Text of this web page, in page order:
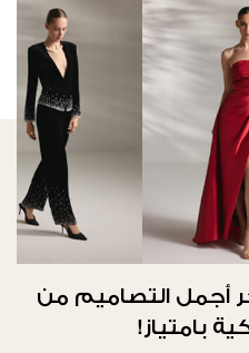
أجمل التصاميم من